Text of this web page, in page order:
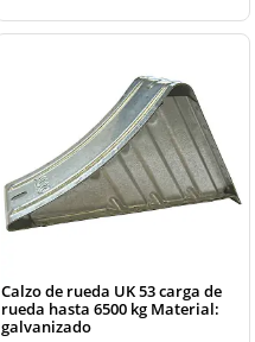
Calzo de rueda UK 53 carga de
rueda hasta 6500 kg Material:
galvanizado